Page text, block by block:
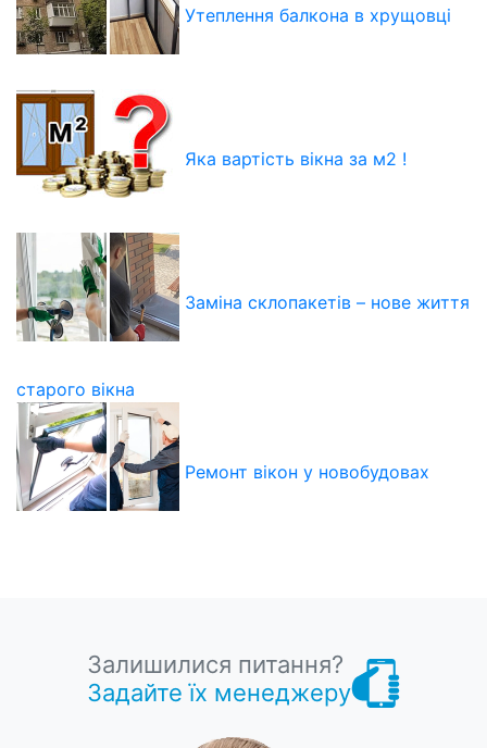
Утеплення балкона в хрущовці
Яка вартість вікна за м2 !
Заміна склопакетів – нове життя
старого вікна
Ремонт вікон у новобудовах
Залишилися питання?
Задайте їх менеджеру